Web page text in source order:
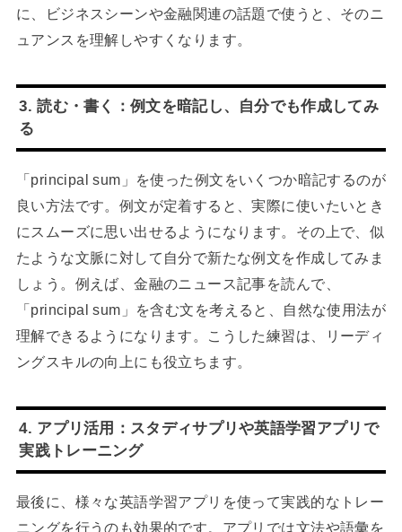
に、ビジネスシーンや金融関連の話題で使うと、そのニ
ュアンスを理解しやすくなります。
3. 読む・書く：例文を暗記し、自分でも作成してみ
る
「principal sum」を使った例文をいくつか暗記するのが
良い方法です。例文が定着すると、実際に使いたいとき
にスムーズに思い出せるようになります。その上で、似
たような文脈に対して自分で新たな例文を作成してみま
しょう。例えば、金融のニュース記事を読んで、
「principal sum」を含む文を考えると、自然な使用法が
理解できるようになります。こうした練習は、リーディ
ングスキルの向上にも役立ちます。
4. アプリ活用：スタディサプリや英語学習アプリで
実践トレーニング
最後に、様々な英語学習アプリを使って実践的なトレー
ニングを行うのも効果的です。アプリでは文法や語彙を